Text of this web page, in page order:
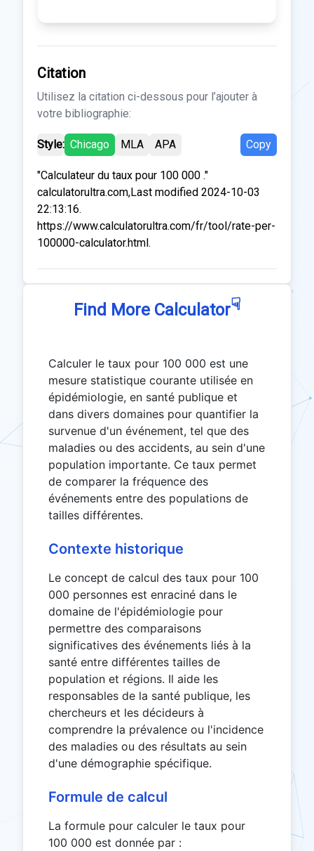
Citation
Utilisez la citation ci-dessous pour l’ajouter à
votre bibliographie:
Style: Chicago MLA APA Copy
"Calculateur du taux pour 100 000 ."
calculatorultra.com,Last modified 2024-10-03
22:13:16.
https://www.calculatorultra.com/fr/tool/rate-per-
100000-calculator.html.
Find More Calculator☟
Calculer le taux pour 100 000 est une
mesure statistique courante utilisée en
épidémiologie, en santé publique et
dans divers domaines pour quantifier la
survenue d'un événement, tel que des
maladies ou des accidents, au sein d'une
population importante. Ce taux permet
de comparer la fréquence des
événements entre des populations de
tailles différentes.
Contexte historique
Le concept de calcul des taux pour 100
000 personnes est enraciné dans le
domaine de l'épidémiologie pour
permettre des comparaisons
significatives des événements liés à la
santé entre différentes tailles de
population et régions. Il aide les
responsables de la santé publique, les
chercheurs et les décideurs à
comprendre la prévalence ou l'incidence
des maladies ou des résultats au sein
d'une démographie spécifique.
Formule de calcul
La formule pour calculer le taux pour
100 000 est donnée par :